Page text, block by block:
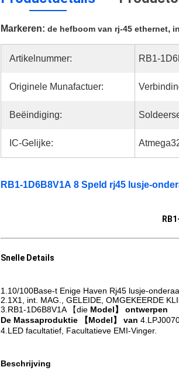
Markeren: de hefboom van rj-45 ethernet,
Artikelnummer: RB1-
Originele Munafactuer:
Beëindiging:
IC-Gelijke:
RB1-1D6B8V1A 8 Speld rj45 lusje-
Snelle Details
1.10/100Base-t Enige Haven Rj45 lusje-
2.1X1, int. MAG., GELEIDE, OMGEKEERDE
3.RB1-1D6B8V1A 【die Model】 ontwerpen
De Massaproduktie 【Model】 van
4.LED facultatief, Facultatieve EMI-Vinger.
Beschrijving